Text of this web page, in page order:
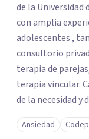
de la Universidad
con amplia
adolescentes ,
consultorio
terapia de
terapia vincular.
de la necesidad y
ambos vamos
la terapia. Para
Ansiedad